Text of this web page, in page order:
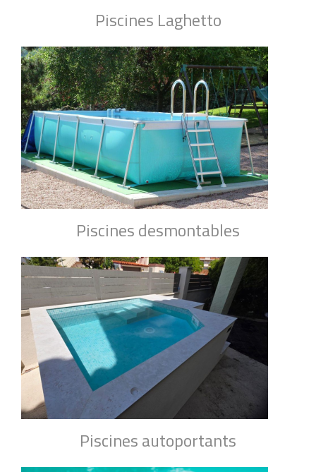
Piscines Laghetto
Piscines desmontables
Piscines autoportants